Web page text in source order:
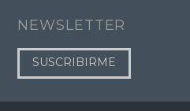
NEWSLETTER
SUSCRIBIRME